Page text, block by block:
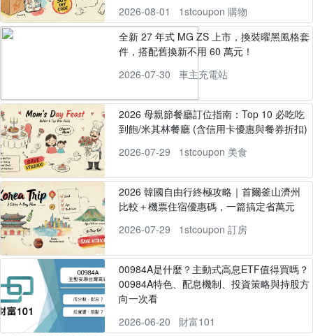
2026-08-01
1stcoupon 購物
全新 27 年式 MG ZS 上市，換裝曜黑風格套
件，搭配舊換新不用 60 萬元！
2026-07-30
車主充電站
2026 母親節餐廳訂位指南：Top 10 必吃吃
到飽/米其林餐廳 (含信用卡優惠與餐券折扣)
2026-07-29
1stcoupon 美食
2026 韓國自由行終極攻略｜首爾釜山濟州
比較＋機票住宿優惠碼，一篇搞定省萬元
2026-07-29
1stcoupon 訂房
00984A是什麼？主動式高息ETF值得買嗎？
00984A特色、配息機制、投資策略與持股方
向一次看
2026-06-20
財富101